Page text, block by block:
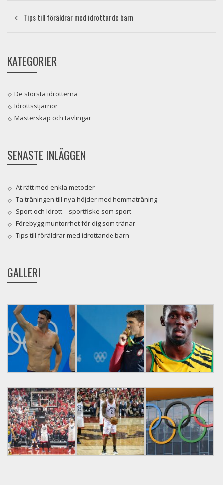
Tips till föräldrar med idrottande barn
KATEGORIER
De största idrotterna
Idrottsstjärnor
Mästerskap och tävlingar
SENASTE INLÄGGEN
Ät rätt med enkla metoder
Ta träningen till nya höjder med hemmaträning
Sport och Idrott – sportfiske som sport
Förebygg muntorrhet för dig som tränar
Tips till föräldrar med idrottande barn
GALLERI